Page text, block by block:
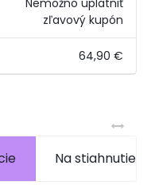
Nemožno uplatniť
zľavový kupón
64,90 €
Na stiahnutie